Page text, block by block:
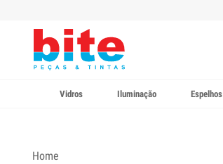
Vidros Iluminação Espelhos
Home